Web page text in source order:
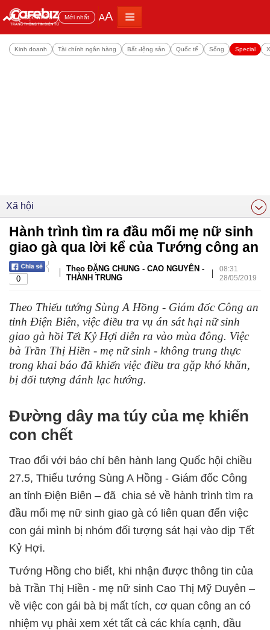
Đọc nhiều Mới nhất AA
Kinh doanh Tài chính ngân hàng Bất động sản Quốc tế Sống Special
Xã hội
Hành trình tìm ra đầu mối mẹ nữ sinh
giao gà qua lời kể của Tướng công an
0
|
Theo ĐẶNG CHUNG - CAO NGUYÊN -
THÀNH TRUNG
|
08:31
28/05/2019
Theo Thiếu tướng Sùng A Hồng - Giám đốc Công an
tỉnh Điện Biên, việc điều tra vụ án sát hại nữ sinh
giao gà hồi Tết Kỷ Hợi diễn ra vào mùa đông. Việc
bà Trần Thị Hiền - mẹ nữ sinh - không trung thực
trong khai báo đã khiến việc điều tra gặp khó khăn,
bị đối tượng đánh lạc hướng.
Đường dây ma túy của mẹ khiến
con chết
Trao đổi với báo chí bên hành lang Quốc hội chiều
27.5, Thiếu tướng Sùng A Hồng - Giám đốc Công
an tỉnh Điện Biên – đã chia sẻ về hành trình tìm ra
đầu mối mẹ nữ sinh giao gà có liên quan đến việc
con gái mình bị nhóm đối tượng sát hại vào dịp Tết
Kỷ Hợi.
Tướng Hồng cho biết, khi nhận được thông tin của
bà Trần Thị Hiền - mẹ nữ sinh Cao Thị Mỹ Duyên –
về việc con gái bà bị mất tích, cơ quan công an có
nhiệm vụ phải xem xét tất cả các khía cạnh, đầu